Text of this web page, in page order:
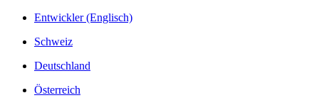
Entwickler (Englisch)
Schweiz
Deutschland
Österreich